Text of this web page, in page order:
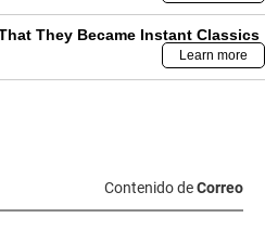
Contenido deCorreo